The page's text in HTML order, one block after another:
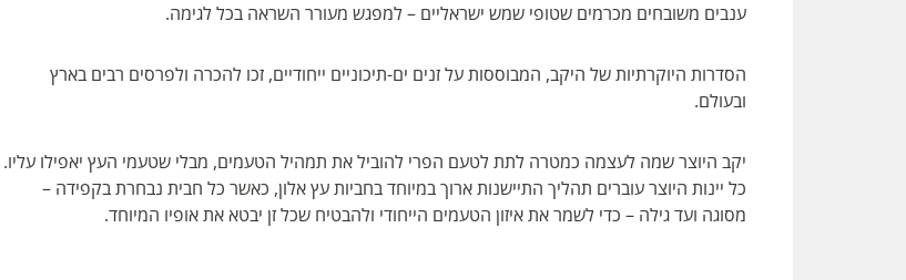
ענבים משובחים מכרמים שטופי שמש ישראליים – למפגש מעורר השראה בכל לגימה.
הסדרות היוקרתיות של היקב, המבוססות על זנים ים-תיכוניים ייחודיים, זכו להכרה ולפרסים רבים בארץ
ובעולם.
יקב היוצר שמה לעצמה כמטרה לתת לטעם הפרי להוביל את תמהיל הטעמים, מבלי שטעמי העץ יאפילו עליו.
כל יינות היוצר עוברים תהליך התיישנות ארוך במיוחד בחביות עץ אלון, כאשר כל חבית נבחרת בקפידה –
מסוגה ועד גילה – כדי לשמר את איזון הטעמים הייחודי ולהבטיח שכל זן יבטא את אופיו המיוחד.